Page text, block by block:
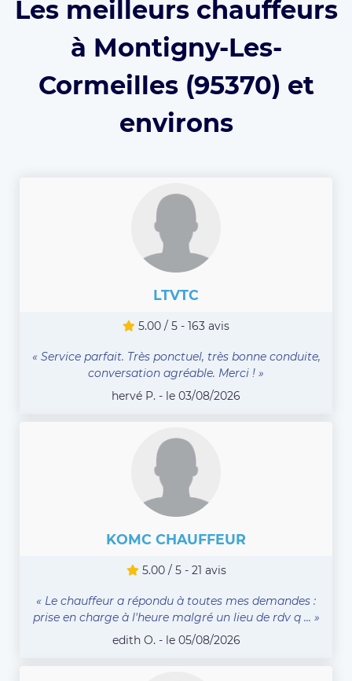
Les meilleurs chauffeurs
à Montigny-Les-
Cormeilles (95370) et
environs
LTVTC
5.00 / 5 - 163 avis
« Service parfait. Très ponctuel, très bonne conduite,
conversation agréable. Merci ! »
hervé P. - le 03/08/2026
KOMC CHAUFFEUR
5.00 / 5 - 21 avis
« Le chauffeur a répondu à toutes mes demandes :
prise en charge à l'heure malgré un lieu de rdv q ... »
edith O. - le 05/08/2026